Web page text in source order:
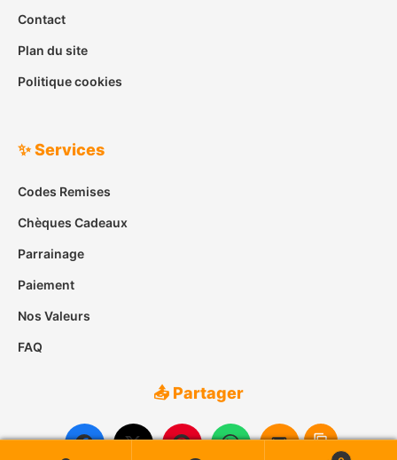
Contact
Plan du site
Politique cookies
✨ Services
Codes Remises
Chèques Cadeaux
Parrainage
Paiement
Nos Valeurs
FAQ
📤 Partager